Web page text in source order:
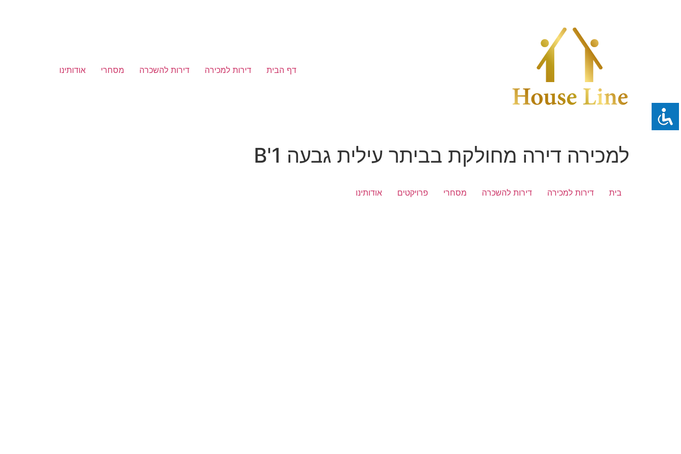
דף הבית דירות למכירה דירות להשכרה מסחרי אודותינו
למכירה דירה מחולקת בביתר עילית גבעה B'1
בית דירות למכירה דירות להשכרה מסחרי פרויקטים אודותינו